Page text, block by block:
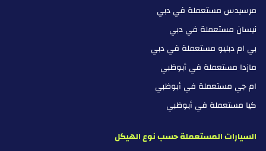
مرسيدس مستعملة في دبي
نيسان مستعملة في دبي
بي ام دبليو مستعملة في دبي
مازدا مستعملة في أبوظبي
ام جي مستعملة في أبوظبي
كيا مستعملة في أبوظبي
السيارات المستعملة حسب نوع الهيكل